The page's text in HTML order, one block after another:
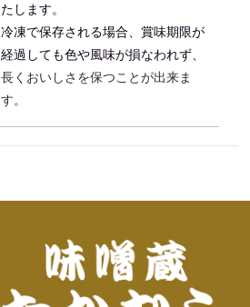
たします。
冷凍で保存される場合、賞味期限が
経過しても色や風味が損なわれず、
長くおいしさを保つことが出来ま
す。